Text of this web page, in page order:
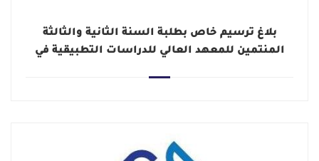
بلاغ ترسيم خاص بطلبة السنة الثانية والثالثة
المنتمين للمعهد العالي للدراسات التطبيقية في